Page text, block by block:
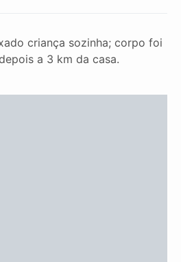
criança sozinha; corpo foi
a 3 km da casa.